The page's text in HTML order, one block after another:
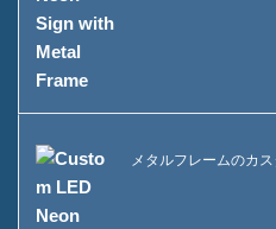
メタルフレームのカ